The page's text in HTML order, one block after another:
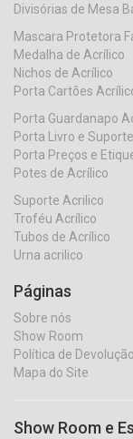
Divisórias de Mesa
Mascara Protetora
Medalha de Acrílico
Nichos de Acrílico
Porta Cartões
Porta Guardanapo
Porta Livro e
Porta Preços e
Potes de Acrílico
Suporte Acrilico
Troféu Acrílico
Tubos de Acrílico
Urna acrilico
Páginas
Sobre nós
Show Room
Política de Devolução
Mapa do Site
Show Room e